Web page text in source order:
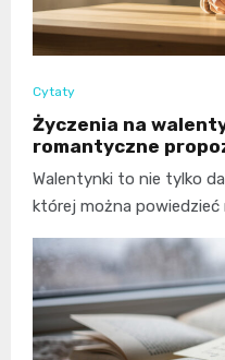
Cytaty
Życzenia na
romantyczne
Walentynki to nie tylko
której można powiedzieć